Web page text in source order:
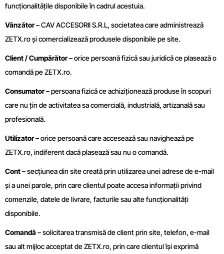
funcționalitățile disponibile în cadrul acestuia.
Vânzător– CAV ACCESORII S.R.L, societatea care administrează
ZETX.ro și comercializează produsele disponibile pe site.
Client / Cumpărător– orice persoană fizică sau juridică ce plasează o
comandă pe ZETX.ro.
Consumator– persoana fizică ce achiziționează produse în scopuri
care nu țin de activitatea sa comercială, industrială, artizanală sau
profesională.
Utilizator– orice persoană care accesează sau navighează pe
ZETX.ro, indiferent dacă plasează sau nu o comandă.
Cont– secțiunea din site creată prin utilizarea unei adrese de e-mail
și a unei parole, prin care clientul poate accesa informații privind
comenzile, datele de livrare, facturile sau alte funcționalități
disponibile.
Comandă– solicitarea transmisă de client prin site, telefon, e-mail
sau alt mijloc acceptat de ZETX.ro, prin care clientul își exprimă